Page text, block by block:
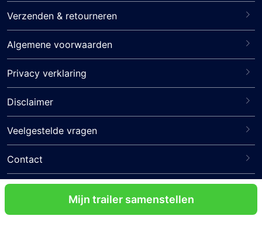
Mijn trailer samenstellen
Verzenden & retourneren
Algemene voorwaarden
Privacy verklaring
Disclaimer
Veelgestelde vragen
Contact